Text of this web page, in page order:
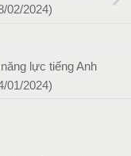
02/2024)
lực tiếng Anh
01/2024)